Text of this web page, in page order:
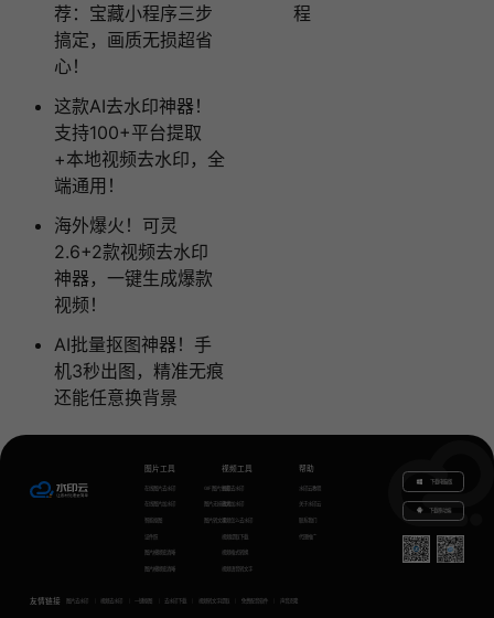
荐：宝藏小程序三步
搞定，画质无损超省
心！
这款AI去水印神器！
支持100+平台提取
+本地视频去水印，全
端通用！
海外爆火！可灵
2.6+2款视频去水印
神器，一键生成爆款
视频！
AI批量抠图神器！手
机3秒出图，精准无痕
还能任意换背景
程
图片工具
在线图片去水印
在线图片加水印
智能抠图
证件照
图片模糊变清晰
图片模糊变清晰
GIF图片生成
图片无损放大
图片转文字
视频工具
视频去水印
视频加水印
视频怎么去水印
视频提取下载
视频格式转换
视频语音转文字
帮助
水印云教程
关于水印云
联系我们
代理推广
下载电脑版
下载移动端
友情链接 图片去水印 视频去水印 一键抠图 去水印下载 视频转文字提取 免费配音软件